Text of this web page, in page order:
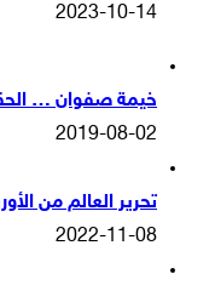
2023-10-14
خيمة صفوان …
2019-08-02
تحرير العالم من
2022-11-08